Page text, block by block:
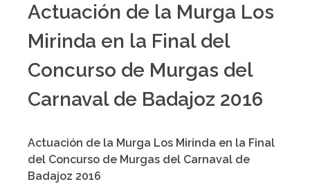
Actuación de la Murga Los
Mirinda en la Final del
Concurso de Murgas del
Carnaval de Badajoz 2016
Actuación de la Murga Los Mirinda en la Final
del Concurso de Murgas del Carnaval de
Badajoz 2016